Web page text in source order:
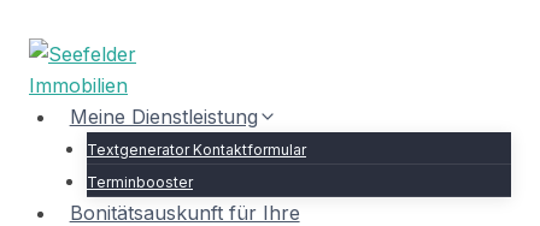
Inhalt
springen
Meine Dienstleistung
Textgenerator Kontaktformular
Terminbooster
Bonitätsauskunft für Ihre